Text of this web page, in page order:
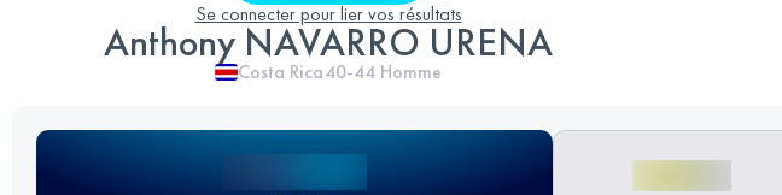
Se connecter pour lier vos résultats
Anthony NAVARRO URENA
Costa Rica40-44 Homme